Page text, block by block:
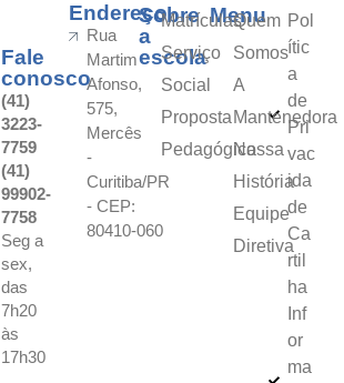
Fale
conosco
(41)
3223-
7759
(41)
99902-
7758
Seg a
sex,
das
7h20
às
17h30
Endereço
Rua
Martim
Afonso,
575,
Mercês
-
Curitiba/PR
- CEP:
80410-060
Sobre
a
escola
Matrículas
Serviço
Social
Proposta
Pedagógica
Menu
Quem
Somos
A
Mantenedora
Nossa
História
Equipe
Diretiva
Pol
ític
a
de
Pri
vac
ida
de
Ca
rtil
ha
Inf
or
ma